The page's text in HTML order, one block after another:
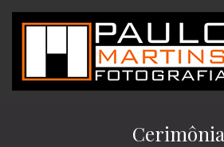
Cerimônia